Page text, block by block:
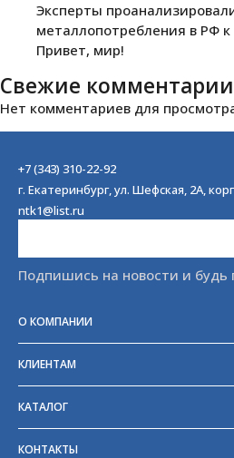
Эксперты
металлопотребления в РФ к
Привет, мир!
Свежие комментарии
Нет комментариев для
+7 (343) 310-22-92
г. Екатеринбург, ул. Шефская, 2А,
ntk1@list.ru
Подпишись на новости и будь
О КОМПАНИИ
Отзывы
Блог
Партнёры и поставщики
КЛИЕНТАМ
Возврат
Частые вопросы
Прайс-лист
КАТАЛОГ
КОНТАКТЫ